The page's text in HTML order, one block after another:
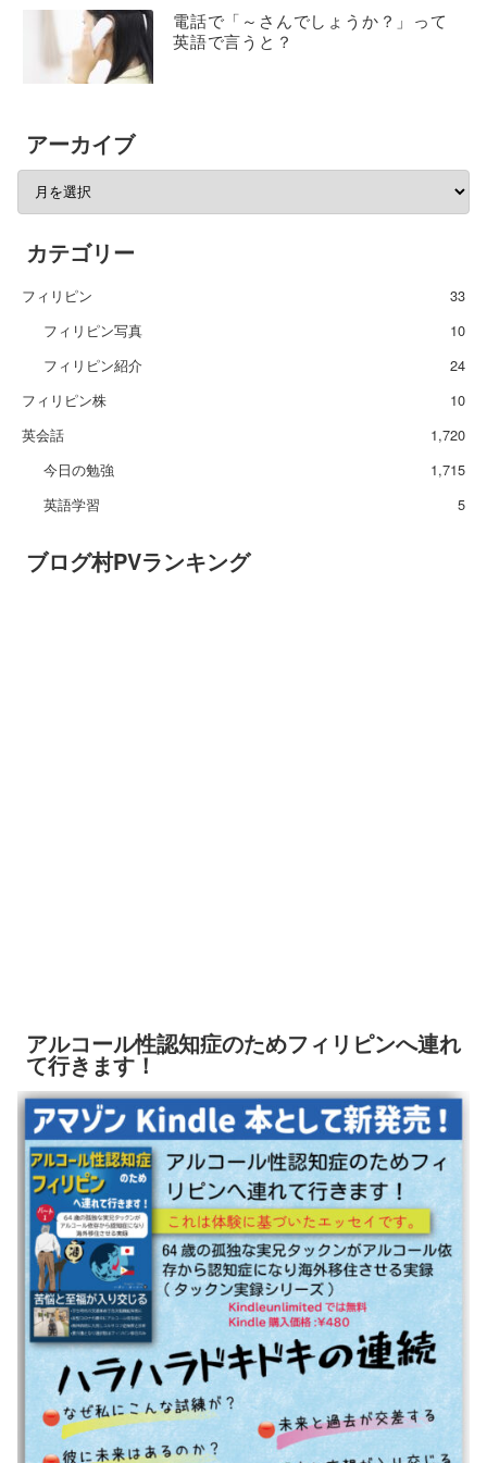
電話で「～さんでしょうか？」って
英語で言うと？
アーカイブ
カテゴリー
フィリピン
33
フィリピン写真
10
フィリピン紹介
24
フィリピン株
10
英会話
1,720
今日の勉強
1,715
英語学習
5
ブログ村PVランキング
アルコール性認知症のためフィリピンへ連れ
て行きます！